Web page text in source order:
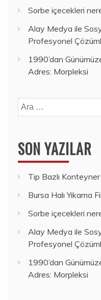
Sorbe içecekleri
Alay Medya ile
Profesyonel
1990’dan
Adres: Morpleksi
Arama:
SON YAZILAR
Tip Bazlı
Bursa Halı Yıkama
Sorbe içecekleri
Alay Medya ile
Profesyonel
1990’dan
Adres: Morpleksi